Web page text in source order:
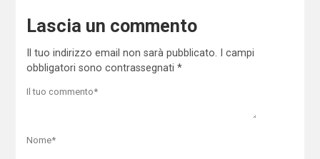
Lascia un commento
Il tuo indirizzo email non sarà pubblicato.
I campi
obbligatori sono contrassegnati *